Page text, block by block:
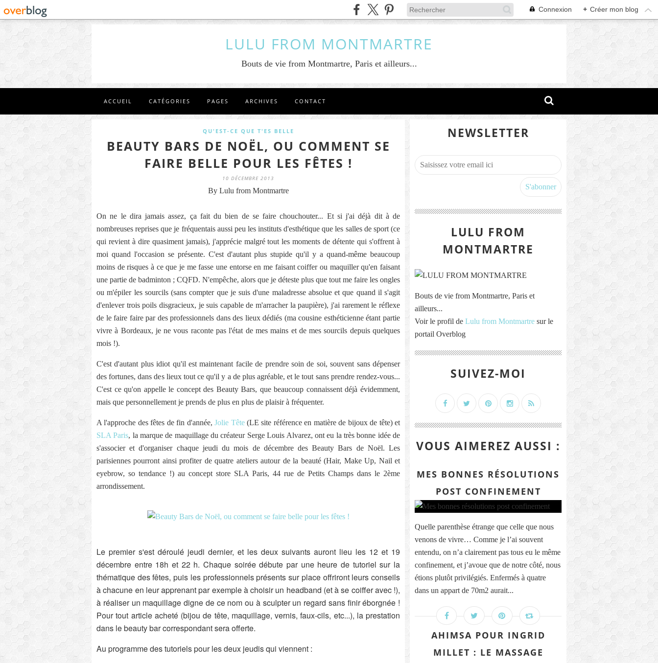
Connexion + Créer mon blog
LULU FROM MONTMARTRE
Bouts de vie from Montmartre, Paris et ailleurs...
ACCUEIL CATÉGORIES PAGES ARCHIVES CONTACT
QU'EST-CE QUE T'ES BELLE
BEAUTY BARS DE NOËL, OU COMMENT SE
FAIRE BELLE POUR LES FÊTES !
10 DÉCEMBRE 2013
By Lulu from Montmartre
On ne le dira jamais assez, ça fait du bien de se faire chouchouter... Et si j'ai déjà dit à de
nombreuses reprises que je fréquentais aussi peu les instituts d'esthétique que les salles de sport (ce
qui revient à dire quasiment jamais), j'apprécie malgré tout les moments de détente qui s'offrent à
moi quand l'occasion se présente. C'est d'autant plus stupide qu'il y a quand-même beaucoup
moins de risques à ce que je me fasse une entorse en me faisant coiffer ou maquiller qu'en faisant
une partie de badminton ; CQFD. N'empêche, alors que je déteste plus que tout me faire les ongles
ou m'épiler les sourcils (sans compter que je suis d'une maladresse absolue et que quand il s'agit
d'enlever trois poils disgracieux, je suis capable de m'arracher la paupière), j'ai rarement le réflexe
de le faire faire par des professionnels dans des lieux dédiés (ma cousine esthéticienne étant partie
vivre à Bordeaux, je ne vous raconte pas l'état de mes mains et de mes sourcils depuis quelques
mois !).
C'est d'autant plus idiot qu'il est maintenant facile de prendre soin de soi, souvent sans dépenser
des fortunes, dans des lieux tout ce qu'il y a de plus agréable, et le tout sans prendre rendez-vous...
C'est ce qu'on appelle le concept des Beauty Bars, que beaucoup connaissent déjà évidemment,
mais que personnellement je prends de plus en plus de plaisir à fréquenter.
A l'approche des fêtes de fin d'année,Jolie Tête(LE site référence en matière de bijoux de tête) et
SLA Paris, la marque de maquillage du créateur Serge Louis Alvarez, ont eu la très bonne idée de
s'associer et d'organiser chaque jeudi du mois de décembre des Beauty Bars de Noël. Les
parisiennes pourront ainsi profiter de quatre ateliers autour de la beauté (Hair, Make Up, Nail et
eyebrow, so tendance !) au concept store SLA Paris, 44 rue de Petits Champs dans le 2ème
arrondissement.
Le premier s'est déroulé jeudi dernier, et les deux suivants auront lieu les 12 et 19
décembre entre 18h et 22 h. Chaque soirée débute par une heure de tutoriel sur la
thématique des fêtes, puis les professionnels présents sur place offriront leurs conseils
à chacune en leur apprenant par exemple à choisir un headband (et à se coiffer avec !),
à réaliser un maquillage digne de ce nom ou à sculpter un regard sans finir éborgnée !
Pour tout article acheté (bijou de tête, maquillage, vernis, faux-cils, etc...), la prestation
dans le beauty bar correspondant sera offerte.
Au programme des tutoriels pour les deux jeudis qui viennent :
NEWSLETTER
LULU FROM
MONTMARTRE
Bouts de vie from Montmartre, Paris et
ailleurs...
Voir le profil de Lulu from Montmartre sur le
portail Overblog
SUIVEZ-MOI
VOUS AIMEREZ AUSSI :
MES BONNES RÉSOLUTIONS
POST CONFINEMENT
Quelle parenthèse étrange que celle que nous
venons de vivre… Comme je l’ai souvent
entendu, on n’a clairement pas tous eu le même
confinement, et j’avoue que de notre côté, nous
étions plutôt privilégiés. Enfermés à quatre
dans un appart de 70m2 aurait...
AHIMSA POUR INGRID
MILLET : LE MASSAGE